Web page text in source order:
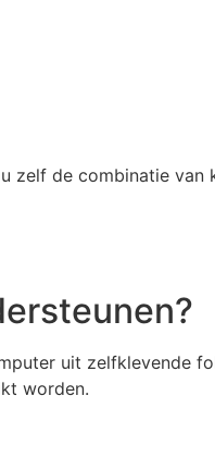
de combinatie van
uit zelfklevende
worden.